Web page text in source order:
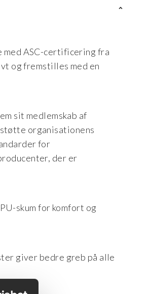
ASC-certificering fra
og fremstilles med en
sit medlemskab af
organisationens
for
der er
skum for komfort og
giver bedre greb på alle